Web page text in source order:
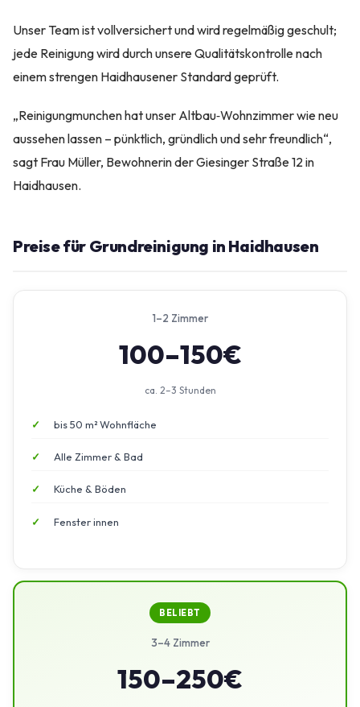
Unser Team ist vollversichert und wird regelmäßig geschult;
jede Reinigung wird durch unsere Qualitätskontrolle nach
einem strengen Haidhausener Standard geprüft.
„Reinigungmunchen hat unser Altbau‑Wohnzimmer wie neu
aussehen lassen – pünktlich, gründlich und sehr freundlich“,
sagt Frau Müller, Bewohnerin der Giesinger Straße 12 in
Haidhausen.
Preise für Grundreinigung in Haidhausen
1–2 Zimmer
100–150€
ca. 2–3 Stunden
bis 50 m² Wohnfläche
Alle Zimmer & Bad
Küche & Böden
Fenster innen
BELIEBT
3–4 Zimmer
150–250€